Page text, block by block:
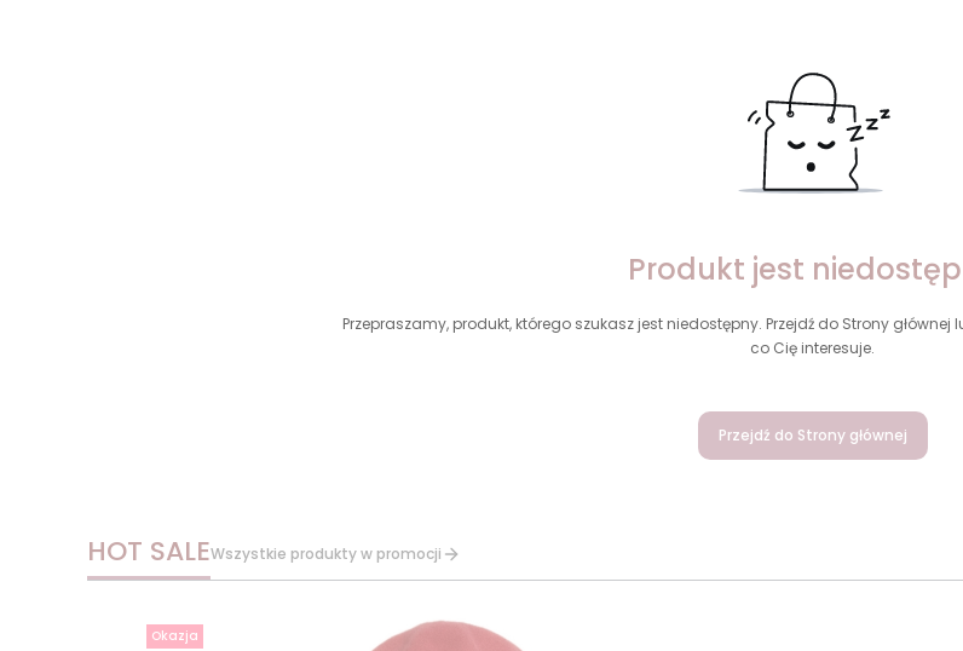
Produkt jest
Przepraszamy, produkt, którego szukasz jest niedostępny. Przejdź do Strony głównej
co Cię interesuje.
Przejdź do Strony głównej
HOT SALEWszystkie produkty w promocji
Okazja